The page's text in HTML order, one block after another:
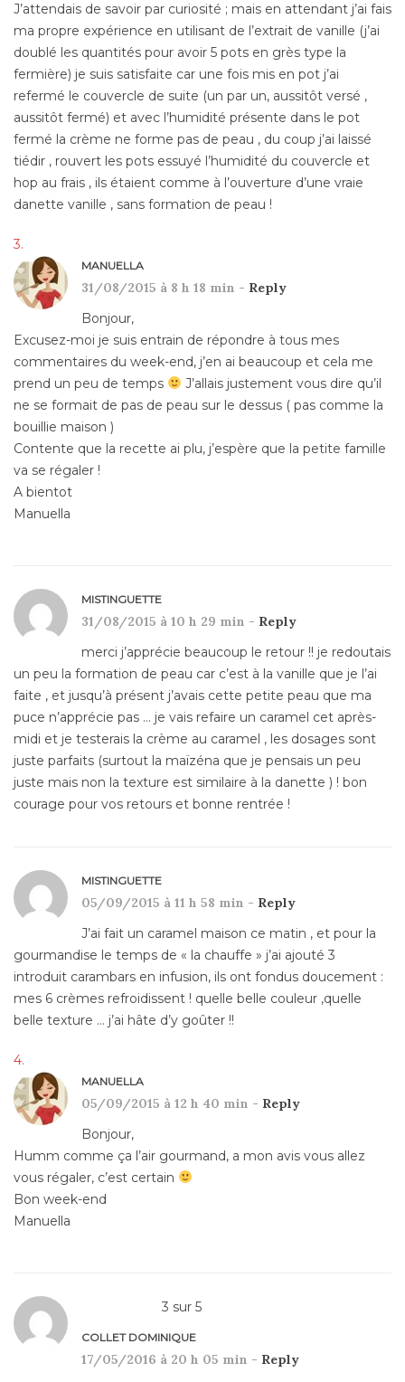
J’attendais de savoir par curiosité ; mais en attendant j’ai fais
ma propre expérience en utilisant de l’extrait de vanille (j’ai
doublé les quantités pour avoir 5 pots en grès type la
fermière) je suis satisfaite car une fois mis en pot j’ai
refermé le couvercle de suite (un par un, aussitôt versé ,
aussitôt fermé) et avec l’humidité présente dans le pot
fermé la crème ne forme pas de peau , du coup j’ai laissé
tiédir , rouvert les pots essuyé l’humidité du couvercle et
hop au frais , ils étaient comme à l’ouverture d’une vraie
danette vanille , sans formation de peau !
MANUELLA
31/08/2015 à 8 h 18 min - Reply
Bonjour,
Excusez-moi je suis entrain de répondre à tous mes
commentaires du week-end, j’en ai beaucoup et cela me
prend un peu de temps
J’allais justement vous dire qu’il
ne se formait de pas de peau sur le dessus ( pas comme la
bouillie maison )
Contente que la recette ai plu, j’espère que la petite famille
va se régaler !
A bientot
Manuella
MISTINGUETTE
31/08/2015 à 10 h 29 min - Reply
merci j’apprécie beaucoup le retour !! je redoutais
un peu la formation de peau car c’est à la vanille que je l’ai
faite , et jusqu’à présent j’avais cette petite peau que ma
puce n’apprécie pas … je vais refaire un caramel cet après-
midi et je testerais la crème au caramel , les dosages sont
juste parfaits (surtout la maïzéna que je pensais un peu
juste mais non la texture est similaire à la danette ) ! bon
courage pour vos retours et bonne rentrée !
MISTINGUETTE
05/09/2015 à 11 h 58 min - Reply
J’ai fait un caramel maison ce matin , et pour la
gourmandise le temps de « la chauffe » j’ai ajouté 3
introduit carambars en infusion, ils ont fondus doucement :
mes 6 crèmes refroidissent ! quelle belle couleur ,quelle
belle texture … j’ai hâte d’y goûter !!
MANUELLA
05/09/2015 à 12 h 40 min - Reply
Bonjour,
Humm comme ça l’air gourmand, a mon avis vous allez
vous régaler, c’est certain
Bon week-end
Manuella
3 sur 5
COLLET DOMINIQUE
17/05/2016 à 20 h 05 min - Reply